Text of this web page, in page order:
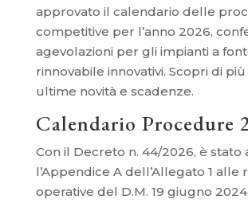
approvato il calendario delle
competitive per l’anno 2026,
agevolazioni per gli impianti a
rinnovabile innovativi. Scopri di
ultime novità e scadenze.
Calendario Procedure
Con il Decreto n. 44/2026, è stato
l’Appendice A dell’Allegato 1 alle
operative del D.M. 19 giugno